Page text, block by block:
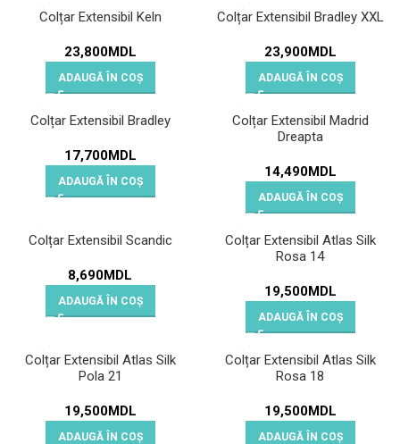
Colțar Extensibil Keln
23,800MDL
ADAUGĂ ÎN COȘ
Colțar Extensibil Bradley XXL
23,900MDL
ADAUGĂ ÎN COȘ
Colțar Extensibil Bradley
17,700MDL
ADAUGĂ ÎN COȘ
Colțar Extensibil Madrid
Dreapta
14,490MDL
ADAUGĂ ÎN COȘ
Colțar Extensibil Scandic
8,690MDL
ADAUGĂ ÎN COȘ
Colțar Extensibil Atlas Silk
Rosa 14
19,500MDL
ADAUGĂ ÎN COȘ
Colțar Extensibil Atlas Silk
Pola 21
19,500MDL
ADAUGĂ ÎN COȘ
Colțar Extensibil Atlas Silk
Rosa 18
19,500MDL
ADAUGĂ ÎN COȘ